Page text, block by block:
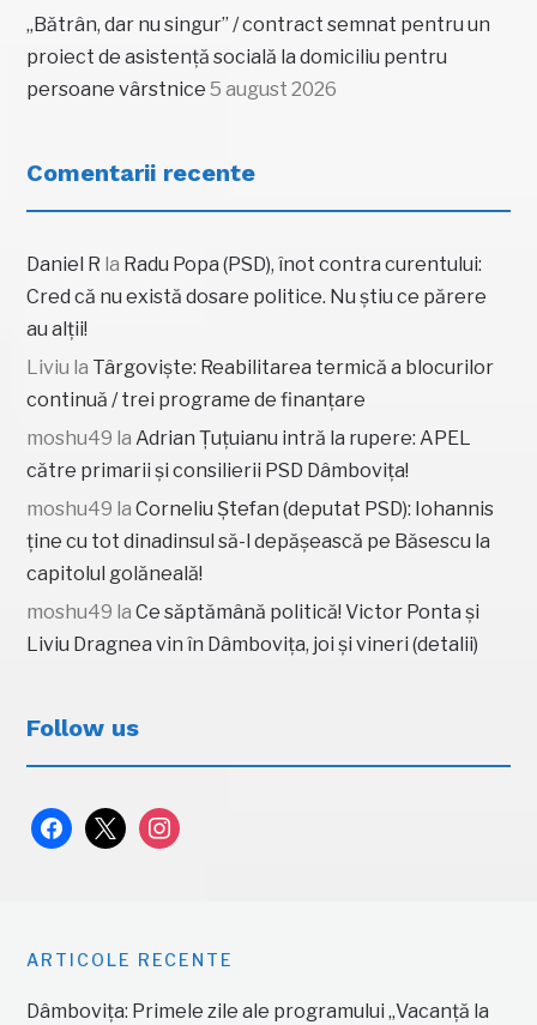
„Bătrân, dar nu singur” / contract semnat pentru un
proiect de asistență socială la domiciliu pentru
persoane vârstnice 5 august 2026
Comentarii recente
Daniel R la Radu Popa (PSD), înot contra curentului:
Cred că nu există dosare politice. Nu știu ce părere
au alții!
Liviu la Târgoviște: Reabilitarea termică a blocurilor
continuă / trei programe de finanțare
moshu49 laAdrian Țuțuianu intră la rupere: APEL
către primarii și consilierii PSD Dâmbovița!
moshu49 laCorneliu Ștefan (deputat PSD): Iohannis
ține cu tot dinadinsul să-l depășească pe Băsescu la
capitolul golăneală!
moshu49 laCe săptămână politică! Victor Ponta și
Liviu Dragnea vin în Dâmbovița, joi și vineri (detalii)
Follow us
facebook
x instagram
ARTICOLE RECENTE
Dâmbovița: Primele zile ale programului „Vacanță la